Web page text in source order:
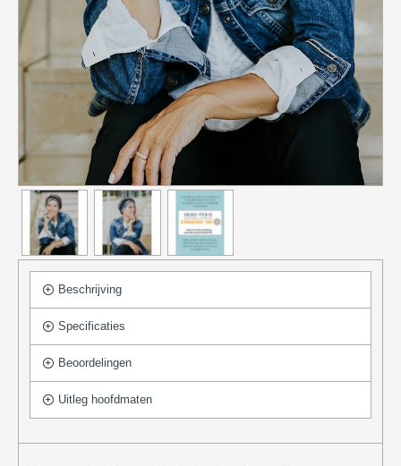
Beschrijving
Specificaties
Beoordelingen
Uitleg hoofdmaten